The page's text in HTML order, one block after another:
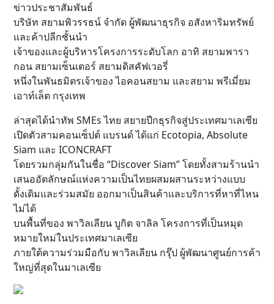
ข่าวประชาสัมพันธ์
บริษัท สยามพิวรรธน์ จำกัด ผู้พัฒนาธุรกิจ อสังหาริมทรัพย์
และค้าปลีกชั้นนำ
เจ้าของและผู้บริหารโครงการระดับโลก อาทิ สยามพารา
กอน สยามเซ็นเตอร์ สยามดิสคัฟเวอรี่
หนึ่งในพันธมิตรเจ้าของ ไอคอนสยาม และสยาม พรีเมี่ยม
เอาท์เล็ต กรุงเทพ
ล่าสุดได้นำทัพ SMEs ไทย สยายปีกธุรกิจสู่ประเทศมาเลเซีย
เปิดตัวสามคอนเซ็ปต์ แบรนด์ ได้แก่ Ecotopia, Absolute
Siam และ ICONCRAFT
โดยรวมกลุ่มกันในชื่อ “Discover Siam” โดยทั้งสามร้านนำ
เสนออัตลักษณ์แห่งความเป็นไทยผสมผสานระหว่างแบบ
ดั้งเดิมและร่วมสมัย ออกมาเป็นสินค้าและบริการที่หาที่ไหน
ไม่ได้
บนพื้นที่ของ พาวิลเลียน บูกิต จาลิล โครงการที่เป็นหมุด
หมายใหม่ในประเทศมาเลเซีย
ภายใต้ความร่วมมือกับ พาวิลเลียน กรุ๊ป ผู้พัฒนาศูนย์การค้า
ใหญ่ที่สุดในมาเลเซีย